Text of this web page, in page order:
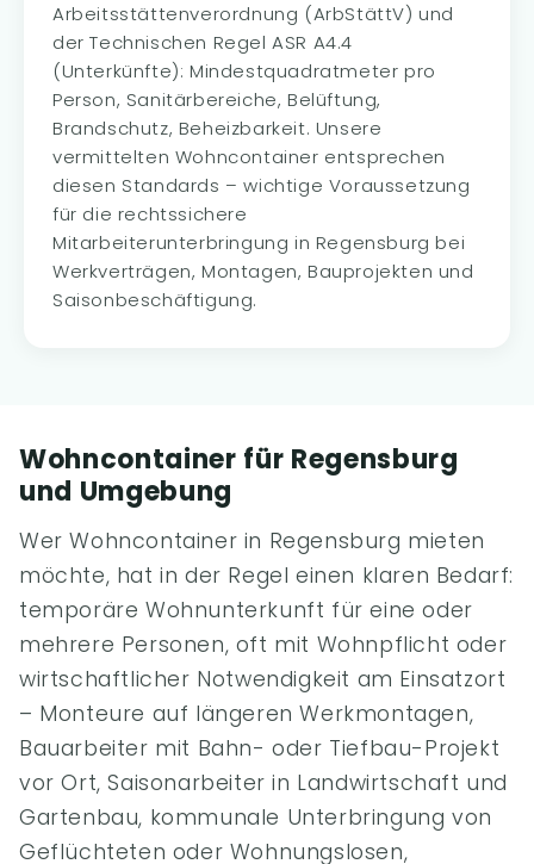
Arbeitsstättenverordnung (ArbStättV) und
der Technischen Regel ASR A4.4
(Unterkünfte): Mindestquadratmeter pro
Person, Sanitärbereiche, Belüftung,
Brandschutz, Beheizbarkeit. Unsere
vermittelten Wohncontainer entsprechen
diesen Standards – wichtige Voraussetzung
für die rechtssichere
Mitarbeiterunterbringung in Regensburg bei
Werkverträgen, Montagen, Bauprojekten und
Saisonbeschäftigung.
Wohncontainer für Regensburg
und Umgebung
Wer Wohncontainer in Regensburg mieten
möchte, hat in der Regel einen klaren Bedarf:
temporäre Wohnunterkunft für eine oder
mehrere Personen, oft mit Wohnpflicht oder
wirtschaftlicher Notwendigkeit am Einsatzort
– Monteure auf längeren Werkmontagen,
Bauarbeiter mit Bahn- oder Tiefbau-Projekt
vor Ort, Saisonarbeiter in Landwirtschaft und
Gartenbau, kommunale Unterbringung von
Geflüchteten oder Wohnungslosen,